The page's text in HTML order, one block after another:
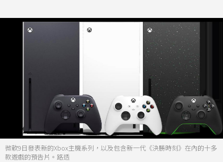
微軟9日發表新的Xbox主機系列，以及包含新一代《決勝時刻》在內的十多
款遊戲的預告片。路透